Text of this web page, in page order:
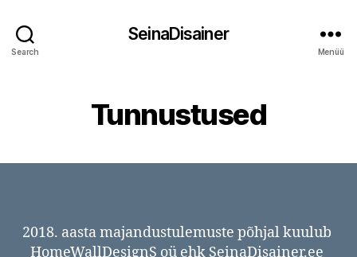
Search
SeinaDisainer
Menüü
Tunnustused
2018. aasta majandustulemuste põhjal kuulub
HomeWallDesignS oü ehk SeinaDisainer.ee